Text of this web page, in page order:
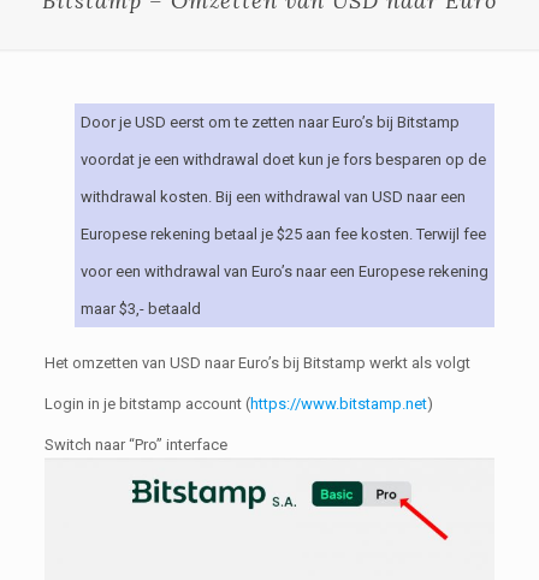
Door je USD eerst om te zetten naar Euro’s bij Bitstamp
voordat je een withdrawal doet kun je fors besparen op de
withdrawal kosten. Bij een withdrawal van USD naar een
Europese rekening betaal je $25 aan fee kosten. Terwijl fee
voor een withdrawal van Euro’s naar een Europese rekening
maar $3,- betaald
Het omzetten van USD naar Euro’s bij Bitstamp werkt als volgt
Login in je bitstamp account (https://www.bitstamp.net)
Switch naar “Pro” interface